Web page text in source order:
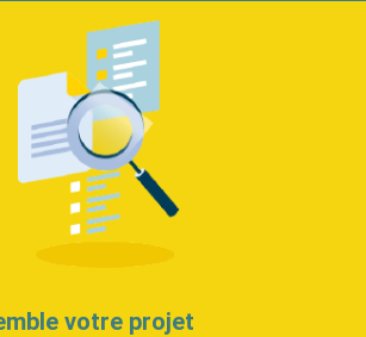
votre projet